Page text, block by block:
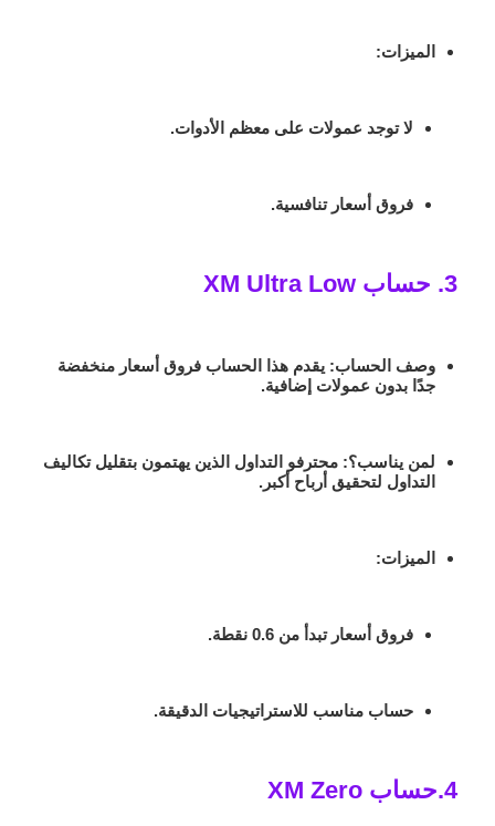
الميزات:
لا توجد عمولات على معظم الأدوات.
فروق أسعار تنافسية.
3. حساب XM Ultra Low
وصف الحساب: يقدم هذا الحساب فروق أسعار منخفضة
جدًا بدون عمولات إضافية.
لمن يناسب؟: محترفو التداول الذين يهتمون بتقليل تكاليف
التداول لتحقيق أرباح أكبر.
الميزات:
فروق أسعار تبدأ من 0.6 نقطة.
حساب مناسب للاستراتيجيات الدقيقة.
4.حساب XM Zero